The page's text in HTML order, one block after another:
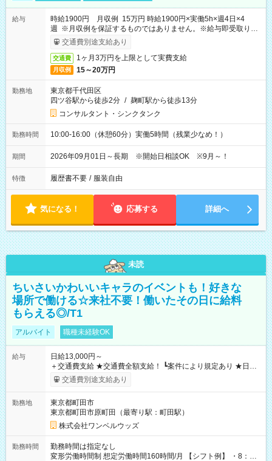
給与
時給1900円 月収例 15万円 時給1900円×実働5h×週4日×4
週 ※月収例を保証するものではありません。※給与即受取りサ
ービス利用可（利用条件有）
交通費別途支給あり
交通費 1ヶ月3万円を上限として実費支給
月収例 15～20万円
勤務地
東京都千代田区
四ツ谷駅から徒歩2分 / 麹町駅から徒歩13分
コンサルタント・シンクタンク
勤務時間 10:00-16:00（休憩60分）実働5時間（残業少なめ！）
期間 2026年09月01日～長期 ※開始日相談OK ※9月～！
特徴 履歴書不要 / 服装自由
気になる！ 応募する 詳細へ
未読
ちいさいかわいいキャラのイベントも！好きな
場所で働ける☆来社不要！働いたその日に給料
もらえる◎/T1
アルバイト 職種未経験OK
給与
日給13,000円～
＋交通費支給 ★交通費全額支給！ ┗案件により規定あり ★日払
いOK！（規定あり） ┗働いたその日に現金GET♪ お仕事後はコ
ンビニATMから 日払い分を引き落とせます！ 【試用期間】試
交通費別途支給あり
勤務地
東京都町田市
東京都町田市原町田（最寄り駅：町田駅）
株式会社ワンベルウッズ
勤務時間
勤務時間は指定なし
変形労働時間制 想定労働時間160時間/月 【シフト例】 ・8：00